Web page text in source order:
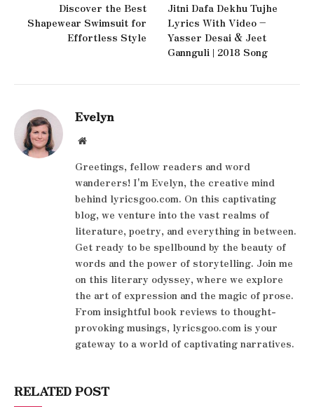
Discover the Best
Shapewear Swimsuit for
Effortless Style
Jitni Dafa Dekhu Tujhe
Lyrics With Video –
Yasser Desai & Jeet
Gannguli | 2018 Song
Evelyn
Website
Greetings, fellow readers and word
wanderers! I'm Evelyn, the creative mind
behind lyricsgoo.com. On this captivating
blog, we venture into the vast realms of
literature, poetry, and everything in between.
Get ready to be spellbound by the beauty of
words and the power of storytelling. Join me
on this literary odyssey, where we explore
the art of expression and the magic of prose.
From insightful book reviews to thought-
provoking musings, lyricsgoo.com is your
gateway to a world of captivating narratives.
RELATED POST